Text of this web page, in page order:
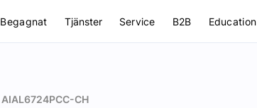
Begagnat Tjänster Service B2B Education
AIAL6724PCC-CH